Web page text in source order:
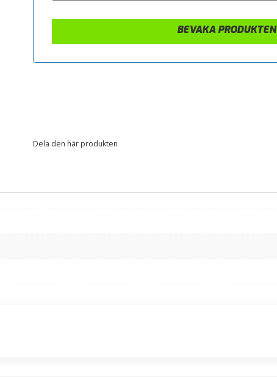
BEVAKA PRODUKTEN
Dela den här produkten